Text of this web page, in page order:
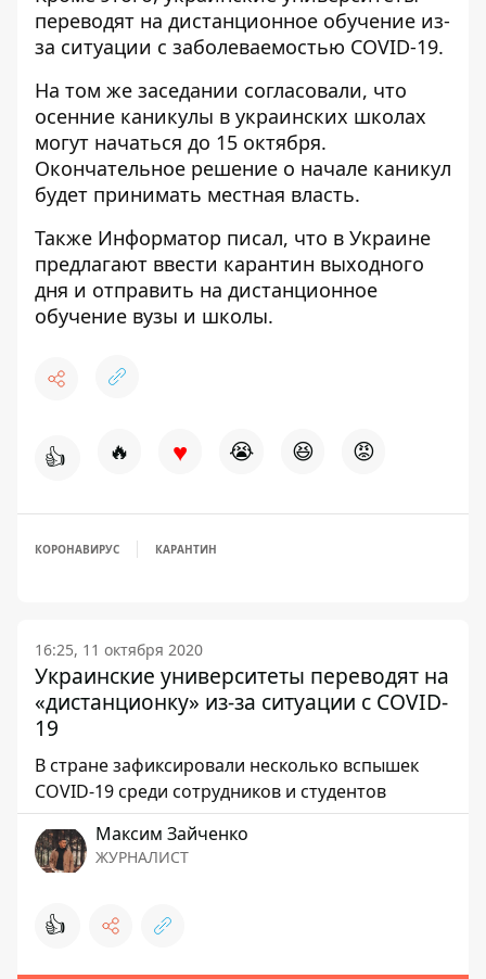
переводят на дистанционное обучение из-
за ситуации с заболеваемостью COVID-19.
На том же заседании согласовали, что
осенние каникулы в украинских школах
могут начаться до 15 октября.
Окончательное решение о начале каникул
будет принимать местная власть.
Также Информатор писал, что в Украине
предлагают ввести карантин выходного
дня и отправить на дистанционное
обучение вузы и школы.
👍 🔥 ♥ 😭 😆 😡
КОРОНАВИРУС КАРАНТИН
16:25, 11 октября 2020
Украинские университеты переводят на
«дистанционку» из-за ситуации с COVID-
19
В стране зафиксировали несколько вспышек
COVID-19 среди сотрудников и студентов
Максим Зайченко
ЖУРНАЛИСТ
👍